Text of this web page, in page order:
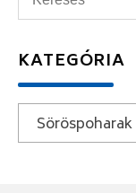
KATEGÓRIA